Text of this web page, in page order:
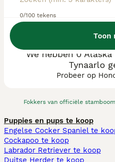
0/100 tekens
Toon
Fokkers van officiële
We hebben 0
Tynaarlo
Probeer op
Puppies en pups te koop
Engelse Cocker Spaniel te
Cockapoo te koop
Labrador Retriever te koop
Duitse Herder te koop